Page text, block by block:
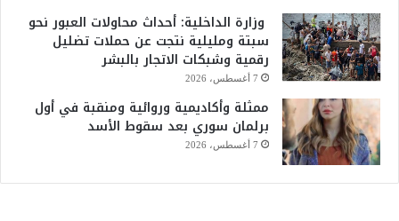
وزارة الداخلية: أحداث محاولات العبور نحو
سبتة ومليلية نتجت عن حملات تضليل
رقمية وشبكات الاتجار بالبشر
7 أغسطس، 2026
ممثلة وأكاديمية وروائية ومنقبة في أول
برلمان سوري بعد سقوط الأسد
7 أغسطس، 2026